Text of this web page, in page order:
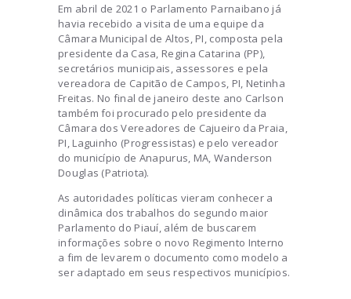
Em abril de 2021 o Parlamento Parnaibano já
havia recebido a visita de uma equipe da
Câmara Municipal de Altos, PI, composta pela
presidente da Casa, Regina Catarina (PP),
secretários municipais, assessores e pela
vereadora de Capitão de Campos, PI, Netinha
Freitas. No final de janeiro deste ano Carlson
também foi procurado pelo presidente da
Câmara dos Vereadores de Cajueiro da Praia,
PI, Laguinho (Progressistas) e pelo vereador
do município de Anapurus, MA, Wanderson
Douglas (Patriota).
As autoridades políticas vieram conhecer a
dinâmica dos trabalhos do segundo maior
Parlamento do Piauí, além de buscarem
informações sobre o novo Regimento Interno
a fim de levarem o documento como modelo a
ser adaptado em seus respectivos municípios.